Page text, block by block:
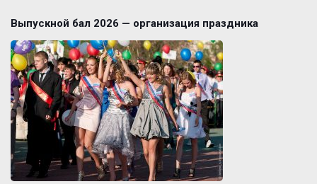
Выпускной бал 2026 — организация праздника